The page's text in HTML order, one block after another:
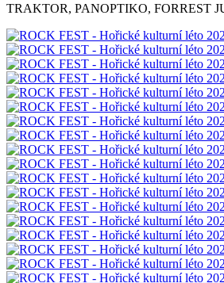
TRAKTOR, PANOPTIKO, FORREST